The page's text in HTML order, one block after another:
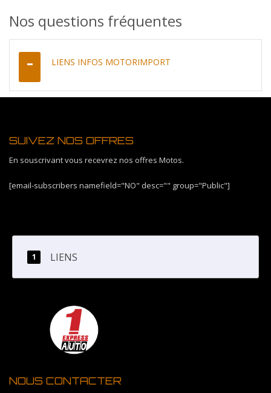
Nos questions fréquentes
LIENS INFOS MOTORIMPORT
SUIVEZ NOS OFFRES
En souscrivant vous recevrez nos offres Motos.
[email-subscribers namefield="NO" desc="" group="Public"]
LIENS
NOUS CONTACTER